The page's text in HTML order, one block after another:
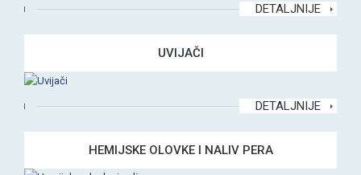
DETALJNIJE
UVIJAČI
DETALJNIJE
HEMIJSKE OLOVKE I NALIV PERA